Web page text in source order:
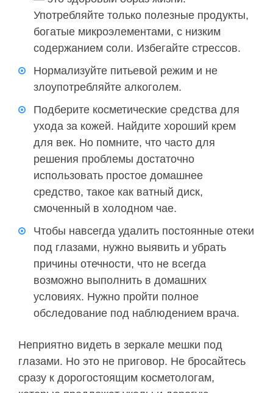
Употребляйте только полезные продукты,
богатые микроэлементами, с низким
содержанием соли. Избегайте стрессов.
Нормализуйте питьевой режим и не
злоупотребляйте алкоголем.
Подберите косметические средства для
ухода за кожей. Найдите хороший крем
для век. Но помните, что часто для
решения проблемы достаточно
использовать простое домашнее
средство, такое как ватный диск,
смоченный в холодном чае.
Чтобы навсегда удалить постоянные отеки
под глазами, нужно выявить и убрать
причины отечности, что не всегда
возможно выполнить в домашних
условиях. Нужно пройти полное
обследование под наблюдением врача.
Неприятно видеть в зеркале мешки под
глазами. Но это не приговор. Не бросайтесь
сразу к дорогостоящим косметологам,